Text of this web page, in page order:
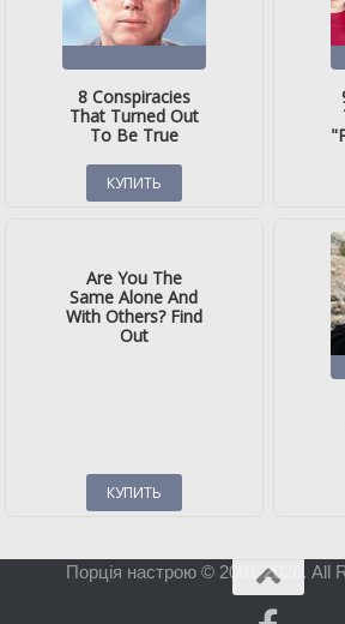
Порція настрою © 2001-2026. All